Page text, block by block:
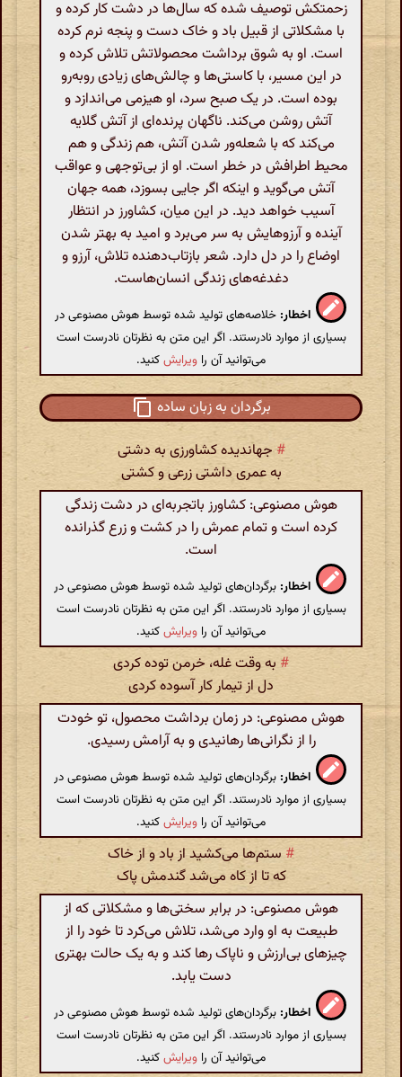
زحمتکش توصیف شده که سال‌ها در دشت کار کرده و
با مشکلاتی از قبیل باد و خاک دست و پنجه نرم کرده
است. او به شوق برداشت محصولاتش تلاش کرده و
در این مسیر، با کاستی‌ها و چالش‌های زیادی روبه‌رو
بوده است. در یک صبح سرد، او هیزمی می‌اندازد و
آتش روشن می‌کند. ناگهان پرنده‌ای از آتش گلایه
می‌کند که با شعله‌ور شدن آتش، هم زندگی و هم
محیط اطرافش در خطر است. او از بی‌توجهی و عواقب
آتش می‌گوید و اینکه اگر جایی بسوزد، همه جهان
آسیب خواهد دید. در این میان، کشاورز در انتظار
آینده و آرزوهایش به سر می‌برد و امید به بهتر شدن
اوضاع را در دل دارد. شعر بازتاب‌دهنده تلاش، آرزو و
دغدغه‌های زندگی انسان‌هاست.
اخطار: خلاصه‌های تولید شده توسط هوش مصنوعی در
بسیاری از موارد نادرستند. اگر این متن به نظرتان نادرست است
می‌توانید آن را ویرایشکنید.
برگردان به زبان ساده
#جهاندیده کشاورزی به دشتی
به عمری داشتی زرعی و کشتی
هوش مصنوعی: کشاورز باتجربه‌ای در دشت زندگی
کرده است و تمام عمرش را در کشت و زرع گذرانده
است.
اخطار: برگردان‌های تولید شده توسط هوش مصنوعی در
بسیاری از موارد نادرستند. اگر این متن به نظرتان نادرست است
می‌توانید آن را ویرایشکنید.
# به وقت غله، خرمن توده کردی
دل از تیمار کار آسوده کردی
هوش مصنوعی: در زمان برداشت محصول، تو خودت
را از نگرانی‌ها رهانیدی و به آرامش رسیدی.
اخطار: برگردان‌های تولید شده توسط هوش مصنوعی در
بسیاری از موارد نادرستند. اگر این متن به نظرتان نادرست است
می‌توانید آن را ویرایشکنید.
# ستم‌ها می‌کشید از باد و از خاک
که تا از کاه می‌شد گندمش پاک
هوش مصنوعی: در برابر سختی‌ها و مشکلاتی که از
طبیعت به او وارد می‌شد، تلاش می‌کرد تا خود را از
چیزهای بی‌ارزش و ناپاک رها کند و به یک حالت بهتری
دست یابد.
اخطار: برگردان‌های تولید شده توسط هوش مصنوعی در
بسیاری از موارد نادرستند. اگر این متن به نظرتان نادرست است
می‌توانید آن را ویرایشکنید.